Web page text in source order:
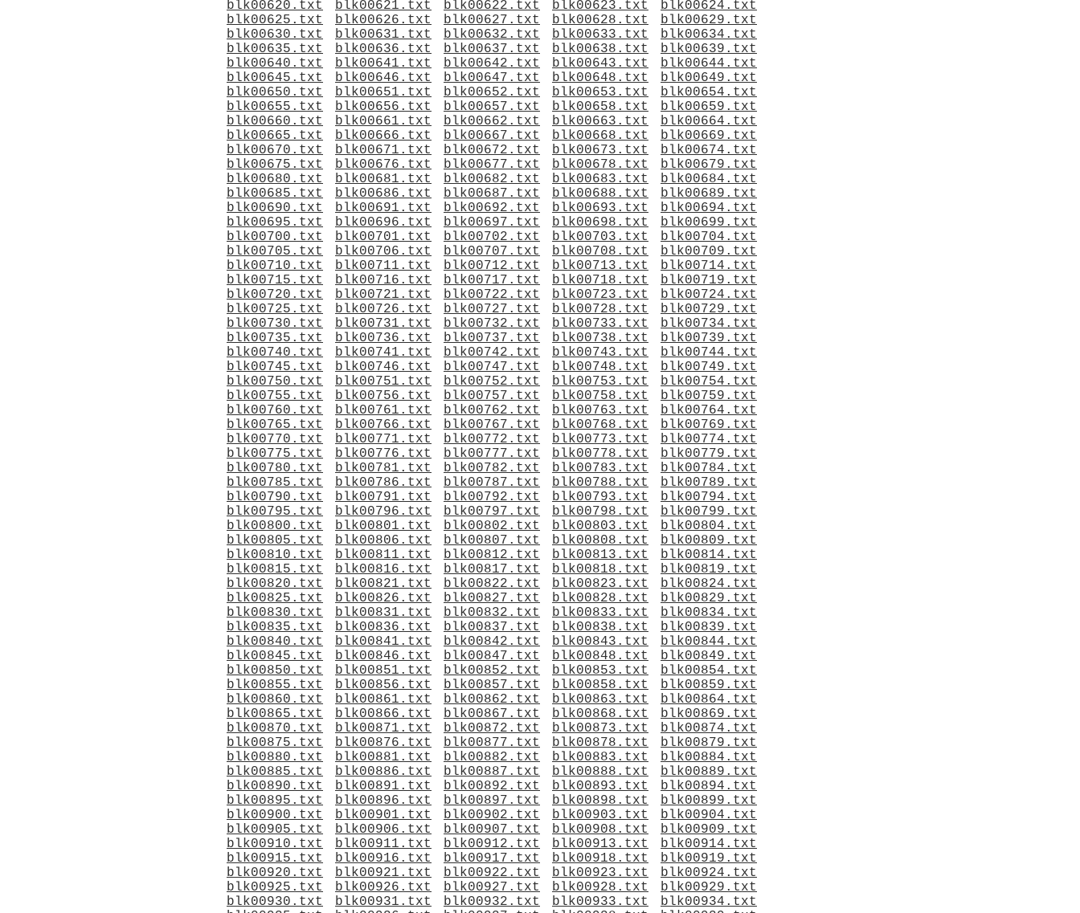
blk00620.txt
blk00621.txt blk00622.txt blk00623.txt
blk00624.txt
blk00625.txt
blk00626.txt blk00627.txt blk00628.txt
blk00629.txt
blk00630.txt
blk00631.txt blk00632.txt blk00633.txt
blk00634.txt
blk00635.txt
blk00636.txt blk00637.txt blk00638.txt
blk00639.txt
blk00640.txt
blk00641.txt blk00642.txt blk00643.txt
blk00644.txt
blk00645.txt
blk00646.txt blk00647.txt blk00648.txt
blk00649.txt
blk00650.txt
blk00651.txt blk00652.txt blk00653.txt
blk00654.txt
blk00655.txt
blk00656.txt blk00657.txt blk00658.txt
blk00659.txt
blk00660.txt
blk00661.txt blk00662.txt blk00663.txt
blk00664.txt
blk00665.txt
blk00666.txt blk00667.txt blk00668.txt
blk00669.txt
blk00670.txt
blk00671.txt blk00672.txt blk00673.txt
blk00674.txt
blk00675.txt
blk00676.txt blk00677.txt blk00678.txt
blk00679.txt
blk00680.txt
blk00681.txt blk00682.txt blk00683.txt
blk00684.txt
blk00685.txt
blk00686.txt blk00687.txt blk00688.txt
blk00689.txt
blk00690.txt
blk00691.txt blk00692.txt blk00693.txt
blk00694.txt
blk00695.txt
blk00696.txt blk00697.txt blk00698.txt
blk00699.txt
blk00700.txt
blk00701.txt blk00702.txt blk00703.txt
blk00704.txt
blk00705.txt
blk00706.txt blk00707.txt blk00708.txt
blk00709.txt
blk00710.txt
blk00711.txt blk00712.txt blk00713.txt
blk00714.txt
blk00715.txt
blk00716.txt blk00717.txt blk00718.txt
blk00719.txt
blk00720.txt
blk00721.txt blk00722.txt blk00723.txt
blk00724.txt
blk00725.txt
blk00726.txt blk00727.txt blk00728.txt
blk00729.txt
blk00730.txt
blk00731.txt blk00732.txt blk00733.txt
blk00734.txt
blk00735.txt
blk00736.txt blk00737.txt blk00738.txt
blk00739.txt
blk00740.txt
blk00741.txt blk00742.txt blk00743.txt
blk00744.txt
blk00745.txt
blk00746.txt blk00747.txt blk00748.txt
blk00749.txt
blk00750.txt
blk00751.txt blk00752.txt blk00753.txt
blk00754.txt
blk00755.txt
blk00756.txt blk00757.txt blk00758.txt
blk00759.txt
blk00760.txt
blk00761.txt blk00762.txt blk00763.txt
blk00764.txt
blk00765.txt
blk00766.txt blk00767.txt blk00768.txt
blk00769.txt
blk00770.txt
blk00771.txt blk00772.txt blk00773.txt
blk00774.txt
blk00775.txt
blk00776.txt blk00777.txt blk00778.txt
blk00779.txt
blk00780.txt
blk00781.txt blk00782.txt blk00783.txt
blk00784.txt
blk00785.txt
blk00786.txt blk00787.txt blk00788.txt
blk00789.txt
blk00790.txt
blk00791.txt blk00792.txt blk00793.txt
blk00794.txt
blk00795.txt
blk00796.txt blk00797.txt blk00798.txt
blk00799.txt
blk00800.txt
blk00801.txt blk00802.txt blk00803.txt
blk00804.txt
blk00805.txt
blk00806.txt blk00807.txt blk00808.txt
blk00809.txt
blk00810.txt
blk00811.txt blk00812.txt blk00813.txt
blk00814.txt
blk00815.txt
blk00816.txt blk00817.txt blk00818.txt
blk00819.txt
blk00820.txt
blk00821.txt blk00822.txt blk00823.txt
blk00824.txt
blk00825.txt
blk00826.txt blk00827.txt blk00828.txt
blk00829.txt
blk00830.txt
blk00831.txt blk00832.txt blk00833.txt
blk00834.txt
blk00835.txt
blk00836.txt blk00837.txt blk00838.txt
blk00839.txt
blk00840.txt
blk00841.txt blk00842.txt blk00843.txt
blk00844.txt
blk00845.txt
blk00846.txt blk00847.txt blk00848.txt
blk00849.txt
blk00850.txt
blk00851.txt blk00852.txt blk00853.txt
blk00854.txt
blk00855.txt
blk00856.txt blk00857.txt blk00858.txt
blk00859.txt
blk00860.txt
blk00861.txt blk00862.txt blk00863.txt
blk00864.txt
blk00865.txt
blk00866.txt blk00867.txt blk00868.txt
blk00869.txt
blk00870.txt
blk00871.txt blk00872.txt blk00873.txt
blk00874.txt
blk00875.txt
blk00876.txt blk00877.txt blk00878.txt
blk00879.txt
blk00880.txt
blk00881.txt blk00882.txt blk00883.txt
blk00884.txt
blk00885.txt
blk00886.txt blk00887.txt blk00888.txt
blk00889.txt
blk00890.txt
blk00891.txt blk00892.txt blk00893.txt
blk00894.txt
blk00895.txt
blk00896.txt blk00897.txt blk00898.txt
blk00899.txt
blk00900.txt
blk00901.txt blk00902.txt blk00903.txt
blk00904.txt
blk00905.txt
blk00906.txt blk00907.txt blk00908.txt
blk00909.txt
blk00910.txt
blk00911.txt blk00912.txt blk00913.txt
blk00914.txt
blk00915.txt
blk00916.txt blk00917.txt blk00918.txt
blk00919.txt
blk00920.txt
blk00921.txt blk00922.txt blk00923.txt
blk00924.txt
blk00925.txt
blk00926.txt blk00927.txt blk00928.txt
blk00929.txt
blk00930.txt
blk00931.txt blk00932.txt blk00933.txt
blk00934.txt